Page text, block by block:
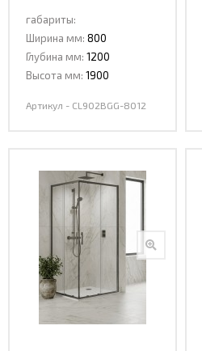
CL902BGG-8012 DARK
GREY
габариты:
Ширина мм: 800
Глубина мм: 1200
Высота мм: 1900
Артикул - CL902BGG-8012